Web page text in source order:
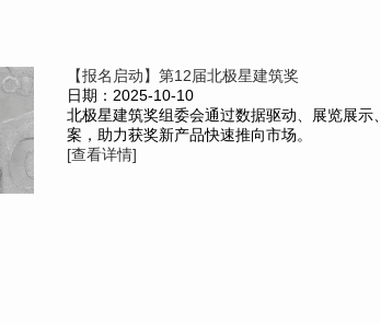
【报名启动】第12届北极星建筑奖
日期：2025-10-10
北极星建筑奖组委会通过数据驱动、展览展示
案，助力获奖新产品快速推向市场。
[查看详情]